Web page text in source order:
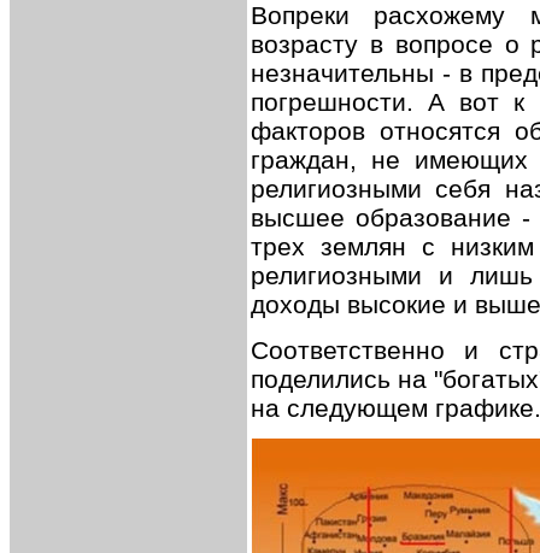
Вопреки
возрасту в вопросе о
незначительны - в
погрешности. А вот к
факторов относятся
граждан, не имеющих
религиозными себя
высшее образование -
трех землян с
религиозными и
доходы высокие и
Соответственно и
поделились на
на следующем графике.